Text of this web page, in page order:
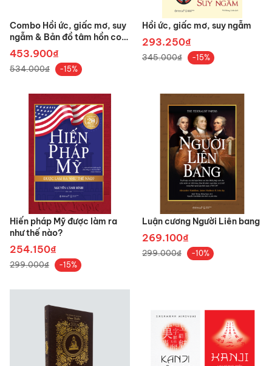
Combo Hồi ức, giấc mơ, suy
ngẫm & Bản đồ tâm hồn con
người của Jung
453.900₫
534.000₫ -15%
Hồi ức, giấc mơ, suy ngẫm
293.250₫
345.000₫ -15%
Hiến pháp Mỹ được làm ra
như thế nào?
254.150₫
299.000₫ -15%
Luận cương Người Liên bang
269.100₫
299.000₫ -10%